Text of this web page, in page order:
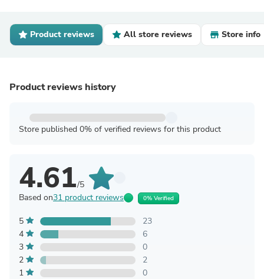
Product reviews All store reviews Store info
Product reviews history
Store published 0% of verified reviews for this product
4.61/5
Based on31 product reviews 0% Verified
5
23
4
6
3
0
2
2
1
0